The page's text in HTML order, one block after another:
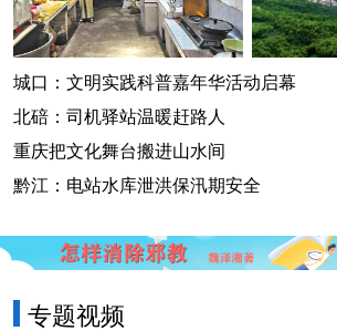
城口：文明实践科普嘉年华活动启幕
北碚：司机驿站温暖赶路人
重庆把文化舞台搬进山水间
黔江：电站水库泄洪保汛期安全
专题视频